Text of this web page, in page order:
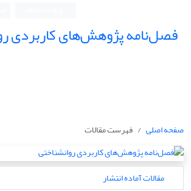
فصل‌نامه پژوهش‌های کاربردی
صفحه اصلی فهرست مقالات
مقالات آماده انتشار